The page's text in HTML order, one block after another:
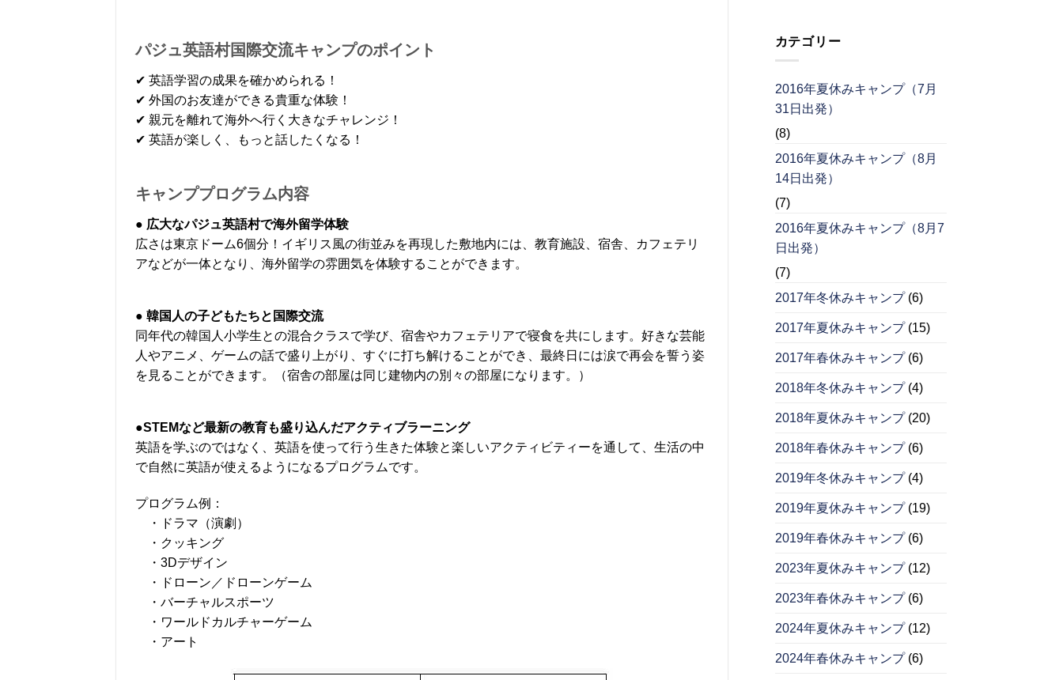
パジュ英語村国際交流キャンプのポイント
✔ 英語学習の成果を確かめられる！
✔ 外国のお友達ができる貴重な体験！
✔ 親元を離れて海外へ行く大きなチャレンジ！
✔ 英語が楽しく、もっと話したくなる！
キャンププログラム内容
● 広大なパジュ英語村で海外留学体験
広さは東京ドーム6個分！イギリス風の街並みを再現した敷地内には、教育施設、宿舎、カフェテリ
アなどが一体となり、海外留学の雰囲気を体験することができます。
● 韓国人の子どもたちと国際交流
同年代の韓国人小学生との混合クラスで学び、宿舎やカフェテリアで寝食を共にします。好きな芸能
人やアニメ、ゲームの話で盛り上がり、すぐに打ち解けることができ、最終日には涙で再会を誓う姿
を見ることができます。（宿舎の部屋は同じ建物内の別々の部屋になります。）
●STEMなど最新の教育も盛り込んだアクティブラーニング
英語を学ぶのではなく、英語を使って行う生きた体験と楽しいアクティビティーを通して、生活の中
で自然に英語が使えるようになるプログラムです。
プログラム例：
・ドラマ（演劇）
・クッキング
・3Dデザイン
・ドローン／ドローンゲーム
・バーチャルスポーツ
・ワールドカルチャーゲーム
・アート
カテゴリー
2016年夏休みキャンプ（7月
31日出発）
(8)
2016年夏休みキャンプ（8月
14日出発）
(7)
2016年夏休みキャンプ（8月7
日出発）
(7)
2017年冬休みキャンプ(6)
2017年夏休みキャンプ(15)
2017年春休みキャンプ(6)
2018年冬休みキャンプ(4)
2018年夏休みキャンプ(20)
2018年春休みキャンプ(6)
2019年冬休みキャンプ(4)
2019年夏休みキャンプ(19)
2019年春休みキャンプ(6)
2023年夏休みキャンプ(12)
2023年春休みキャンプ(6)
2024年夏休みキャンプ(12)
2024年春休みキャンプ(6)